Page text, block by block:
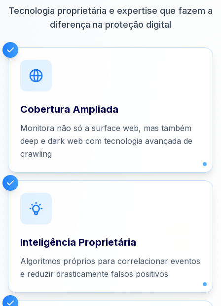
Tecnologia proprietária e expertise que fazem a
diferença na proteção digital
Cobertura Ampliada
Monitora não só a surface web, mas também
deep e dark web com tecnologia avançada de
crawling
Inteligência Proprietária
Algoritmos próprios para correlacionar eventos
e reduzir drasticamente falsos positivos